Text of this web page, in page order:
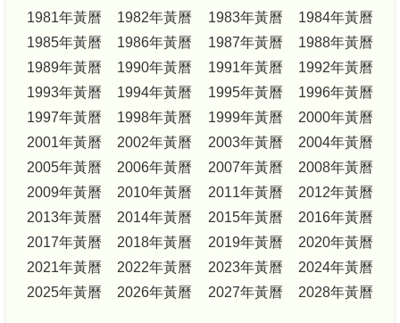
1981年黃曆 1982年黃曆 1983年黃曆
1984年黃曆
1985年黃曆
1986年黃曆 1987年黃曆
1988年黃曆
1989年黃曆
1990年黃曆 1991年黃曆
1992年黃曆
1993年黃曆
1994年黃曆 1995年黃曆
1996年黃曆
1997年黃曆
1998年黃曆 1999年黃曆
2000年黃曆
2001年黃曆
2002年黃曆 2003年黃曆
2004年黃曆
2005年黃曆
2006年黃曆 2007年黃曆
2008年黃曆
2009年黃曆
2010年黃曆 2011年黃曆
2012年黃曆
2013年黃曆
2014年黃曆 2015年黃曆
2016年黃曆
2017年黃曆
2018年黃曆 2019年黃曆
2020年黃曆
2021年黃曆
2022年黃曆 2023年黃曆
2024年黃曆
2025年黃曆
2026年黃曆 2027年黃曆 2028年黃曆